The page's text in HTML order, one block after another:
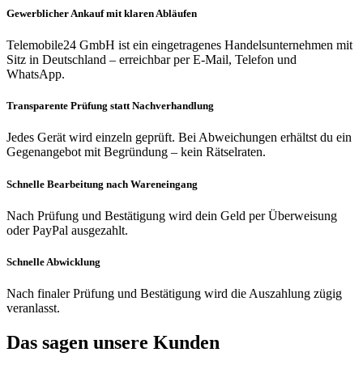
Gewerblicher Ankauf mit klaren Abläufen
Telemobile24 GmbH ist ein eingetragenes Handelsunternehmen mit
Sitz in Deutschland – erreichbar per E-Mail, Telefon und
WhatsApp.
Transparente Prüfung statt Nachverhandlung
Jedes Gerät wird einzeln geprüft. Bei Abweichungen erhältst du ein
Gegenangebot mit Begründung – kein Rätselraten.
Schnelle Bearbeitung nach Wareneingang
Nach Prüfung und Bestätigung wird dein Geld per Überweisung
oder PayPal ausgezahlt.
Schnelle Abwicklung
Nach finaler Prüfung und Bestätigung wird die Auszahlung zügig
veranlasst.
Das sagen unsere Kunden